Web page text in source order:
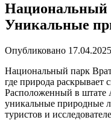
Национальный
Уникальные
Опубликовано 17.04.2025
Национальный парк
где природа
Расположенный в штате
уникальные природные
туристов и